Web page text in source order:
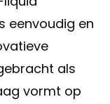
eenvoudig en
als
vormt op